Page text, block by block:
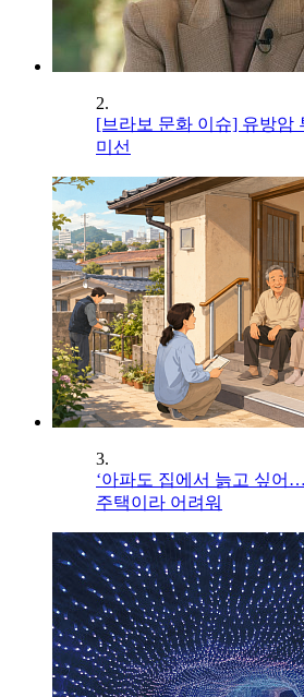
2.
[브라보 문화 이슈] 유방암
미선
3.
‘아파도 집에서 늙고 싶어
주택이라 어려워